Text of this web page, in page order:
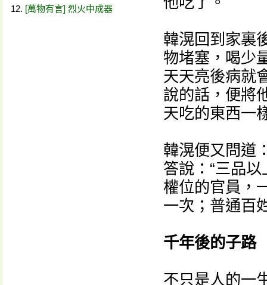
[萬物有言] 烈火中成器
韓滉回到家裏
物堵塞，喝少
天天亮後病就
說的話，便將
天吃的東西一
韓滉便又問道
答說：“三品
權位的官員，
一次；普通百
千年後的子路
不只是人的一